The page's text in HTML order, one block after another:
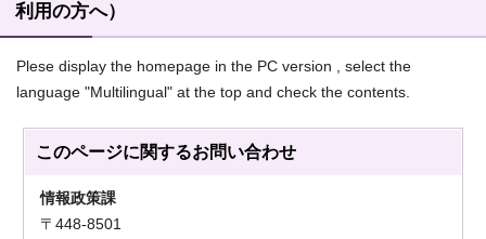
利用の方へ）
Plese display the homepage in the PC version , select the
language "Multilingual" at the top and check the contents.
このページに関するお問い合わせ
情報政策課
〒448-8501